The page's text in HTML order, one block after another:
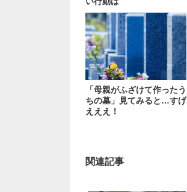
「母親がふざけて作ったう
ちの墓」見てみると…すげ
えええ！
関連記事